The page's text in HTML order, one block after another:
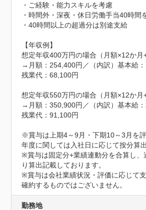
・ご経験・能力スキルを考慮
・時間外・深夜・休日労働手当40時間
・40時間以上の超過分は別途支給
【年収例】
想定年収400万円の場合（月額×12か月+
→月額：254,400円／（内訳）基本給
残業代：68,100円
想定年収550万円の場合（月額×12か月+
→月額：350,900円／（内訳）基本給
残業代：91,100円
※賞与は上期4～9月・下期10～3月を
年度に関しては入社日に応じて按分算
※賞与は固定分+業績連動分を合算し、
り算出記載しております。
※賞与は会社業績状況・評価に応じて支
確約するものではございません。
勤務地